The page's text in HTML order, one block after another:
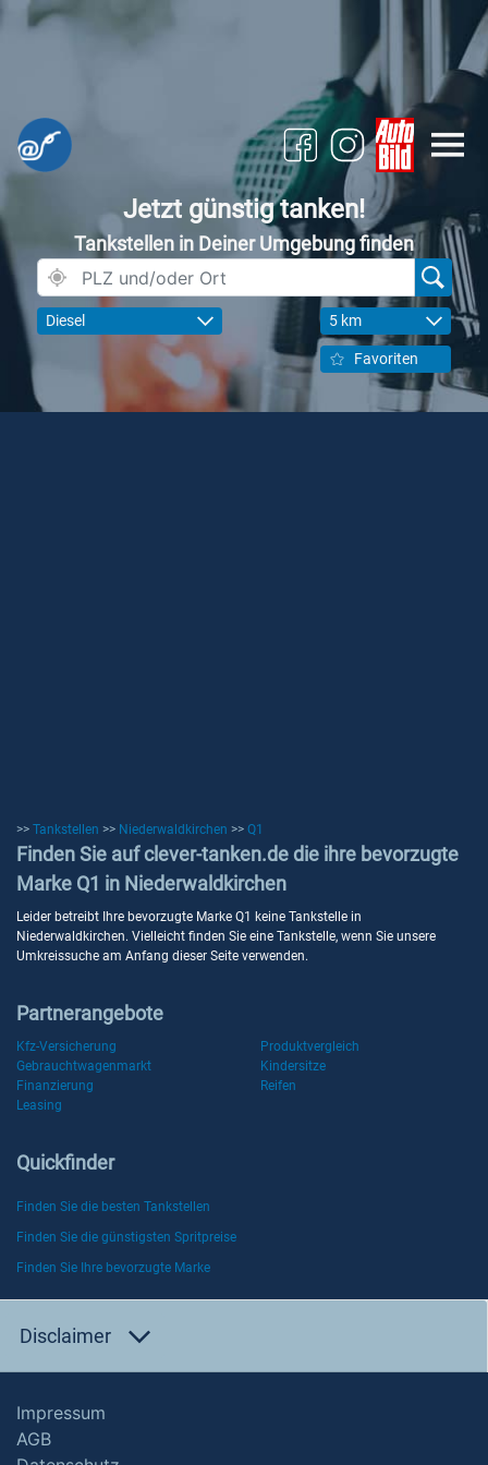
Jetzt günstig tanken!
Tankstellen in Deiner Umgebung finden
Diesel 5 km
Favoriten
>> Tankstellen >> Niederwaldkirchen >> Q1
Finden Sie auf clever-tanken.de die ihre bevorzugte
Marke Q1 in Niederwaldkirchen
Leider betreibt Ihre bevorzugte Marke Q1 keine Tankstelle in
Niederwaldkirchen. Vielleicht finden Sie eine Tankstelle, wenn Sie unsere
Umkreissuche am Anfang dieser Seite verwenden.
Partnerangebote
Kfz-Versicherung
Produktvergleich
Gebrauchtwagenmarkt
Kindersitze
Finanzierung
Reifen
Leasing
Quickfinder
Finden Sie die besten Tankstellen
Finden Sie die günstigsten Spritpreise
Finden Sie Ihre bevorzugte Marke
Disclaimer
Impressum
AGB